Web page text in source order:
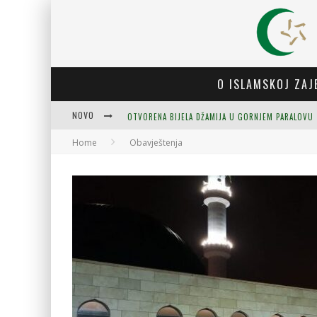
O ISLAMSKOJ
NOVO OTVORENA BIJELA DŽAMIJA U GORNJEM PARALOVU
Home Obavještenja